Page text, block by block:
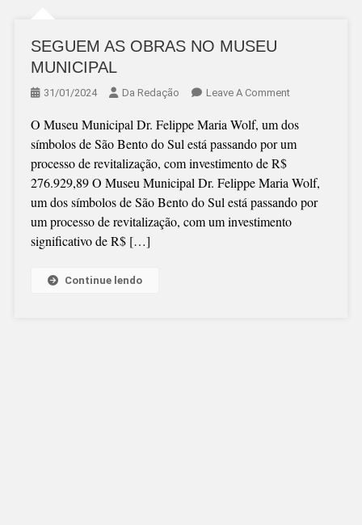
SEGUEM AS OBRAS NO MUSEU
MUNICIPAL
31/01/2024 Da Redação Leave A CommentOn
AS
OBRAS
MUSEU
MUNICIPAL
O Museu Municipal Dr. Felippe Maria Wolf, um dos
símbolos de São Bento do Sul está passando por um
processo de revitalização, com investimento de R$
276.929,89 O Museu Municipal Dr. Felippe Maria Wolf,
um dos símbolos de São Bento do Sul está passando por
um processo de revitalização, com um investimento
significativo de R$ […]
Continue lendo